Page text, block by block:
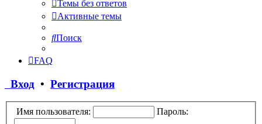
Темы без ответов
Активные темы
Поиск
FAQ
Вход • Регистрация
Имя пользователя: Пароль: